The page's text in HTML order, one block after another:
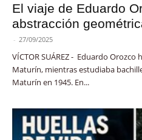
El viaje de Eduardo
abstracción
- 27/09/2025
VÍCTOR SUÁREZ - Eduardo Orozco
Maturín, mientras estudiaba
Maturín en 1945. En...